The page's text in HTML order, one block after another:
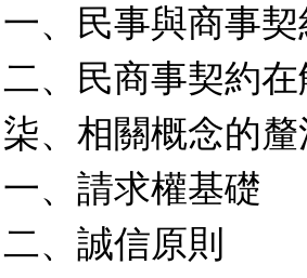
一、民事與商事
二、民商事契約
柒、相關概念的釐
一、請求權基礎
二、誠信原則